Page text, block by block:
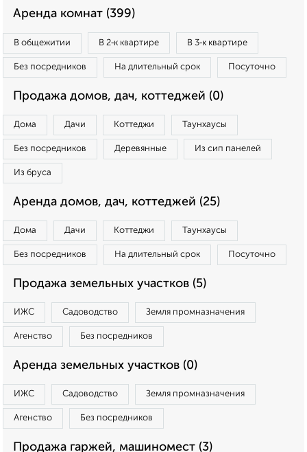
Аренда комнат (399)
В общежитии В 2‑к квартире В 3‑к квартире
Без посредников На длительный срок Посуточно
Продажа домов, дач, коттеджей (0)
Дома Дачи Коттеджи Таунхаусы
Без посредников Деревянные Из сип панелей
Из бруса
Аренда домов, дач, коттеджей (25)
Дома Дачи Коттеджи Таунхаусы
Без посредников На длительный срок Посуточно
Продажа земельных участков (5)
ИЖС Садоводство Земля промназначения
Агенство Без посредников
Аренда земельных участков (0)
ИЖС Садоводство Земля промназначения
Агенство Без посредников
Продажа гаржей, машиномест (3)